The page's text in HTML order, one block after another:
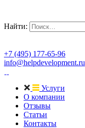
Найти:
+7 (495) 177-65-96
info@helpdevelopment.ru
Услуги
О компании
Отзывы
Статьи
Контакты